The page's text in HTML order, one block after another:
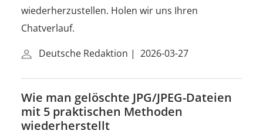
wiederherzustellen. Holen wir uns Ihren
Chatverlauf.
Deutsche Redaktion | 2026-03-27
Wie man gelöschte JPG/JPEG-Dateien
mit 5 praktischen Methoden
wiederherstellt